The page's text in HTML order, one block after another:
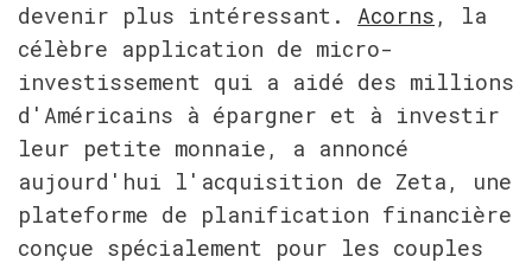
devenir plus intéressant. Acorns , la
célèbre application de micro-
investissement qui a aidé des millions
d'Américains à épargner et à investir
leur petite monnaie, a annoncé
aujourd'hui l'acquisition de Zeta, une
plateforme de planification financière
conçue spécialement pour les couples